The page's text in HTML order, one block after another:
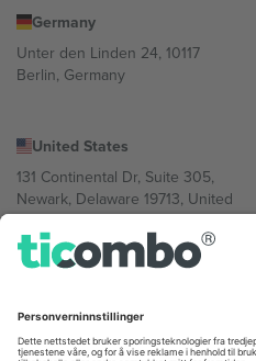
Germany
Unter den Linden 24, 10117
Berlin, Germany
United States
131 Continental Dr, Suite 305,
Newark, Delaware 19713, United
States
Bulgaria
Totleben 53-55, 1606 Sofia,
Bulgaria